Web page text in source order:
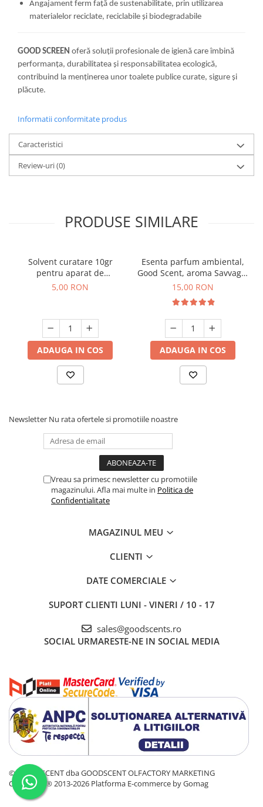
Angajament ferm față de sustenabilitate, prin utilizarea
materialelor reciclate, reciclabile și biodegradabile
GOOD SCREEN oferă soluții profesionale de igienă care îmbină
performanța, durabilitatea și responsabilitatea ecologică,
contribuind la menținerea unor toalete publice curate, sigure și
plăcute.
Informatii conformitate produs
Caracteristici
Review-uri(0)
PRODUSE SIMILARE
Solvent curatare 10gr
pentru aparat de
parfumare prin nebulizare
5,00 RON
ADAUGA IN COS
Esenta parfum ambiental,
Good Scent, aroma Savvage,
10 g
15,00 RON
ADAUGA IN COS
Newsletter Nu rata ofertele si promotiile noastre
Vreau sa primesc newsletter cu promotiile
magazinului. Afla mai multe in Politica de
Confidentialitate
MAGAZINUL MEU
CLIENTI
DATE COMERCIALE
SUPORT CLIENTI LUNI - VINERI / 10 - 17
sales@goodscents.ro
SOCIAL URMARESTE-NE IN SOCIAL MEDIA
© GOOD SCENT dba GOODSCENT OLFACTORY MARKETING
COMPANY® 2013-2026 Platforma E-commerce by Gomag